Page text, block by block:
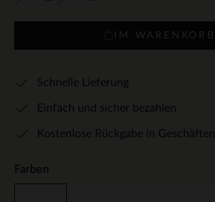
IM WARENKORB
Schnelle Lieferung
Einfach und sicher bezahlen
Kostenlose Rückgabe in Geschäften
Farben